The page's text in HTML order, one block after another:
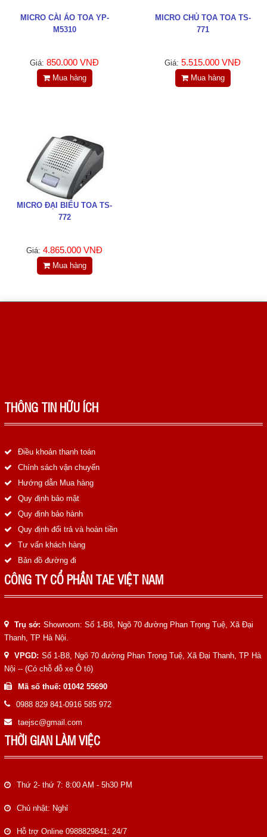
MICRO CÀI ÁO TOA YP-
M5310
Giá: 850.000 VNĐ
Mua hàng
MICRO CHỦ TỌA TOA TS-
771
Giá: 5.515.000 VNĐ
Mua hàng
MICRO ĐẠI BIỂU TOA TS-
772
Giá: 4.865.000 VNĐ
Mua hàng
THÔNG TIN HỮU ÍCH
Điều khoản thanh toán
Chính sách vận chuyển
Hướng dẫn Mua hàng
Quy định bảo mật
Quy định bảo hành
Quy định đổi trả và hoàn tiền
Tư vấn khách hàng
Bản đồ đường đi
CÔNG TY CỔ PHẦN TAE VIỆT NAM
Trụ sở: Showroom: Số 1-B8, Ngõ 70 đường Phan Trọng Tuệ, Xã Đại
Thanh, TP Hà Nội.
VPGD: Số 1-B8, Ngõ 70 đường Phan Trọng Tuệ, Xã Đại Thanh, TP Hà
Nội -- (Có chỗ đỗ xe Ô tô)
Mã số thuế: 01042 55690
0988 829 841-0916 585 972
taejsc@gmail.com
THỜI GIAN LÀM VIỆC
Thứ 2- thứ 7: 8:00 AM - 5h30 PM
Chủ nhật: Nghỉ
Hỗ trợ Online 0988829841: 24/7